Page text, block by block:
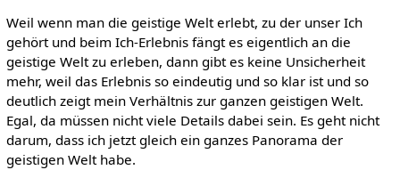
Weil wenn man die geistige Welt erlebt, zu der unser Ich
gehört und beim Ich-Erlebnis fängt es eigentlich an die
geistige Welt zu erleben, dann gibt es keine Unsicherheit
mehr, weil das Erlebnis so eindeutig und so klar ist und so
deutlich zeigt mein Verhältnis zur ganzen geistigen Welt.
Egal, da müssen nicht viele Details dabei sein. Es geht nicht
darum, dass ich jetzt gleich ein ganzes Panorama der
geistigen Welt habe.